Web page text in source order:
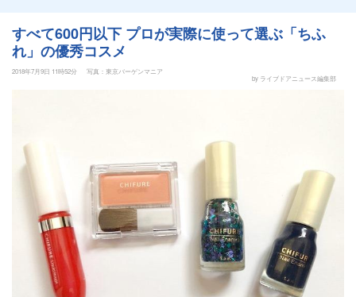
すべて600円以下 プロが実際に使って選ぶ「ちふ
れ」の優秀コスメ
2018年7月9日 11時52分
写真：東京バーゲンマニア
by ライブドアニュース編集部